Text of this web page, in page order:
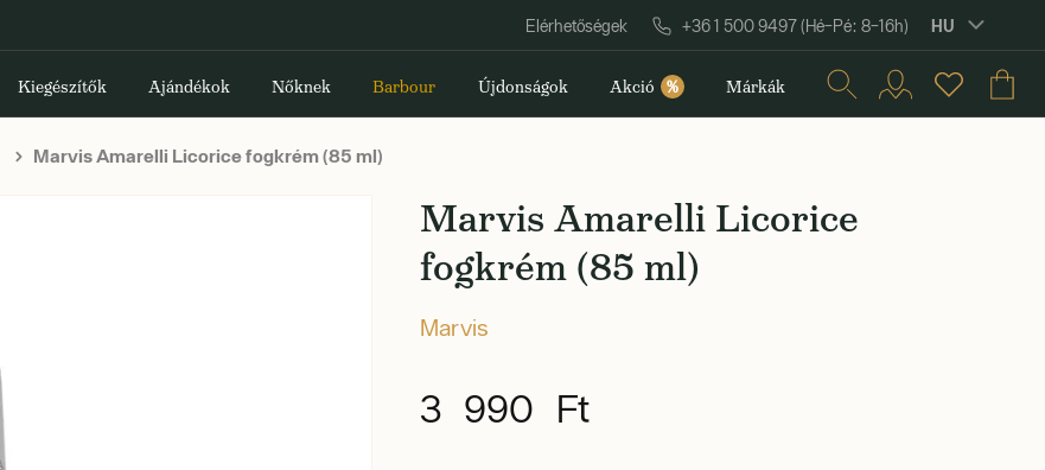
Elérhetőségek +36 1 500 9497 (Hé–Pé: 8–16h) HU
Kiegészítők Ajándékok Nőknek Barbour Újdonságok Akció % Márkák
Marvis Amarelli Licorice fogkrém (85 ml)
Marvis Amarelli Licorice
fogkrém (85 ml)
Marvis
3 990 Ft